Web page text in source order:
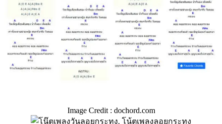
Image Credit : dochord.com